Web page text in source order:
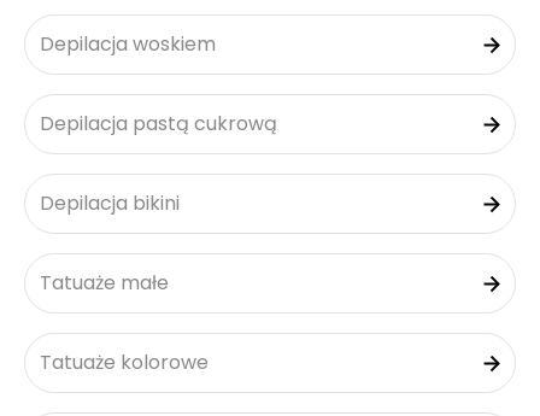
Depilacja woskiem
Depilacja pastą cukrową
Depilacja bikini
Tatuaże małe
Tatuaże kolorowe